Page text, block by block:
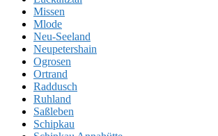
Missen
Mlode
Neu-Seeland
Neupetershain
Ogrosen
Ortrand
Raddusch
Ruhland
Saßleben
Schipkau